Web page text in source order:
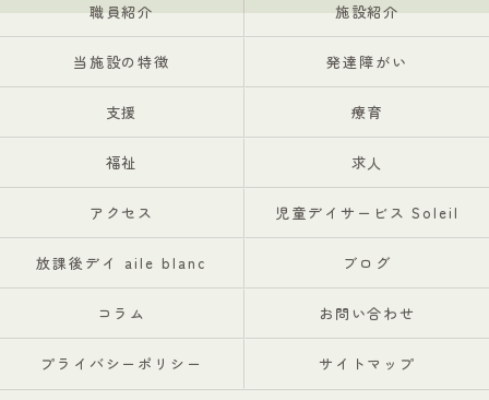
職員紹介 施設紹介
当施設の特徴 発達障がい
支援 療育
福祉 求人
アクセス 児童デイサービス Soleil
放課後デイ aile blanc ブログ
コラム お問い合わせ
プライバシーポリシー サイトマップ